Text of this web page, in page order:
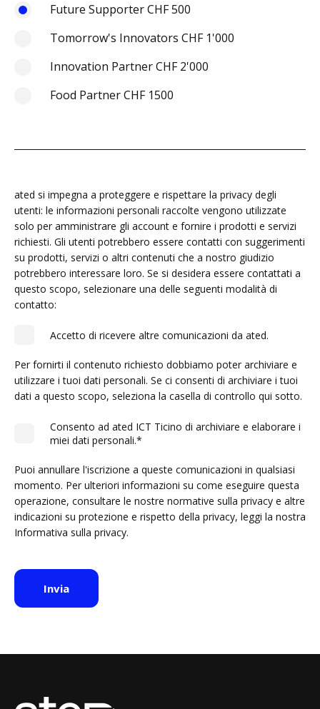
Future Supporter CHF 500
Tomorrow's Innovators CHF 1'000
Innovation Partner CHF 2'000
Food Partner CHF 1500
ated si impegna a proteggere e rispettare la privacy degli
utenti: le informazioni personali raccolte vengono utilizzate
solo per amministrare gli account e fornire i prodotti e servizi
richiesti. Gli utenti potrebbero essere contatti con suggerimenti
su prodotti, servizi o altri contenuti che a nostro giudizio
potrebbero interessare loro. Se si desidera essere contattati a
questo scopo, selezionare una delle seguenti modalità di
contatto:
Accetto di ricevere altre comunicazioni da ated.
Per fornirti il contenuto richiesto dobbiamo poter archiviare e
utilizzare i tuoi dati personali. Se ci consenti di archiviare i tuoi
dati a questo scopo, seleziona la casella di controllo qui sotto.
Consento ad ated ICT Ticino di archiviare e elaborare i
miei dati personali.*
Puoi annullare l'iscrizione a queste comunicazioni in qualsiasi
momento. Per ulteriori informazioni su come eseguire questa
operazione, consultare le nostre normative sulla privacy e altre
indicazioni su protezione e rispetto della privacy, leggi la nostra
Informativa sulla privacy.